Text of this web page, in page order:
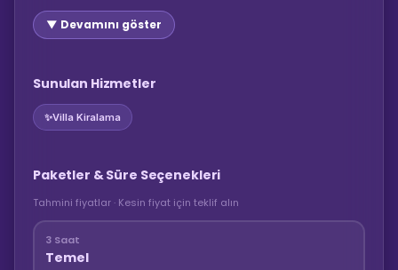
▼ Devamını göster
Sunulan Hizmetler
✨Villa Kiralama
Paketler & Süre Seçenekleri
Tahmini fiyatlar · Kesin fiyat için teklif alın
3 Saat
Temel